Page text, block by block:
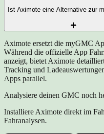
Ist Aximote eine Alternative zur
Aximote ersetzt die myGMC
Während die offizielle App
anzeigt, bietet Aximote
Tracking und
Apps parallel.
Analysiere deinen GMC noch
Installiere Aximote direkt im
Fahranalysen.